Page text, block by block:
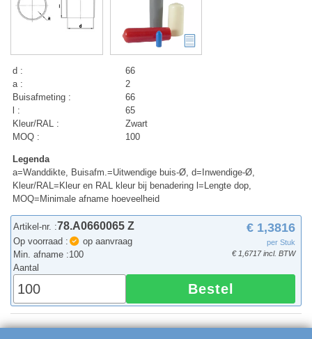
d :
66
a :
2
Buisafmeting :
66
l :
65
Kleur/RAL :
Zwart
MOQ :
100
Legenda
a=Wanddikte, Buisafm.=Uitwendige buis-Ø, d=Inwendige-Ø,
Kleur/RAL=Kleur en RAL kleur bij benadering l=Lengte dop,
MOQ=Minimale afname hoeveelheid
Artikel-nr. :78.A0660065 Z
Op voorraad :
op aanvraag
Min. afname :100
€ 1,3816
per Stuk
€ 1,6717 incl. BTW
Aantal
Bestel